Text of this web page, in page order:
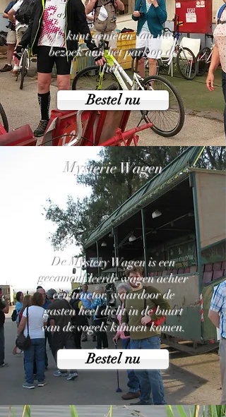
U kunt genieten van uw
bezoek aan het park op de
fiets.
Bestel nu
Mysterie Wagen
De Mystery Wagen is een
gecamoufleerde wagen achter
een tractor, waardoor de
gasten heel dicht in de buurt
van de vogels kunnen komen.
Bestel nu